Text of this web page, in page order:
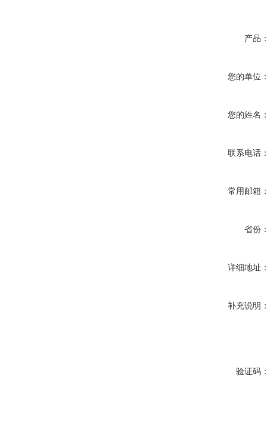
产品
您的单位
您的姓名
联系电话
常用邮箱
省份
详细地址
补充说明
验证码